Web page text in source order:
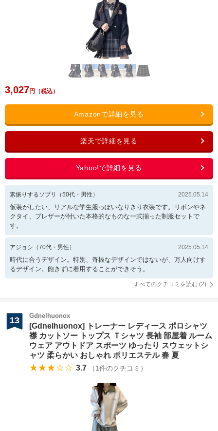
3,027
素振りするソブリ （50代・ 男性 ） 2025.05.14
仮装がしたい、リアルな学生服っぽいなりきり衣装です。リボンやネ
クタイ、ブレザーが付いた本格的なものな一式揃った制服セットで
す。
アジョシ （70代・ 男性 ） 2025.05.14
時代に合うデザイン。特別、奇抜なデザインではないが、万人向けす
るデザイン。飽きずに着用することができそう。
すべてのクチコミを読む (2)
13 Gdnelhuonox
[Gdnelhuonox] トレーナー レディース ポロシャツ
襟 カットソー トップス Ｔシャツ 長袖 部屋着 ルーム
ウェア アウトドア スポーツ ゆったり スウェットシ
ャツ 柔らかい おしゃれ ポリエステル 春 夏
★★★☆☆ 3.7 （1件のクチコミ）